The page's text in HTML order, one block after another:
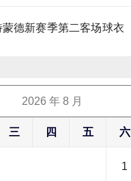
德新赛季第二客场球衣
2026 年 8 月
三 四 五 六
1